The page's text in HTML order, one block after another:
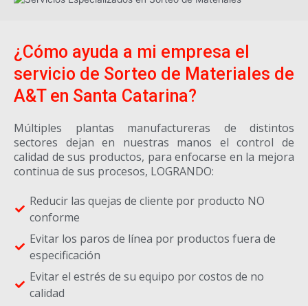
¿Cómo ayuda a mi empresa el
servicio de Sorteo de Materiales de
A&T en Santa Catarina?
Múltiples plantas manufactureras de distintos
sectores dejan en nuestras manos el control de
calidad de sus productos, para enfocarse en la mejora
continua de sus procesos, LOGRANDO:
Reducir las quejas de cliente por producto NO
conforme
Evitar los paros de línea por productos fuera de
especificación
Evitar el estrés de su equipo por costos de no
calidad